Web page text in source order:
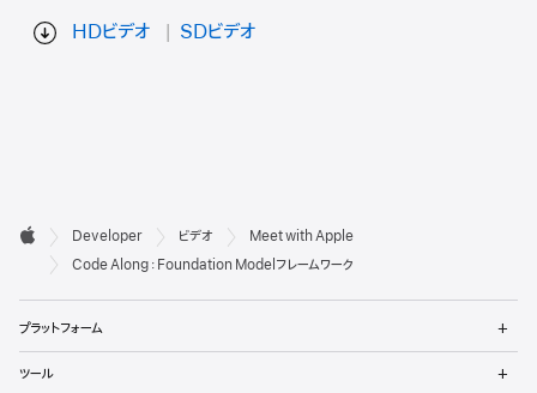
HDビデオ
SDビデオ
デ
ロ
ッ
パ

Apple
Developer ビデオ
Meet with Apple
Code Along：Foundation Modelフレームワーク
プラットフォーム
ュ
ツール